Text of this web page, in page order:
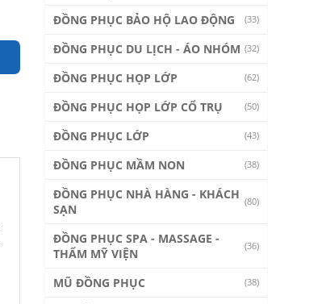
ĐỒNG PHỤC BẢO HỘ LAO ĐỘNG (33)
ĐỒNG PHỤC DU LỊCH - ÁO NHÓM (32)
ĐỒNG PHỤC HỌP LỚP (62)
ĐỒNG PHỤC HỌP LỚP CỔ TRỤ (50)
ĐỒNG PHỤC LỚP (43)
ĐỒNG PHỤC MẦM NON (38)
ĐỒNG PHỤC NHÀ HÀNG - KHÁCH
SẠN
(80)
ĐỒNG PHỤC SPA - MASSAGE -
THẨM MỸ VIỆN
(36)
MŨ ĐỒNG PHỤC (38)